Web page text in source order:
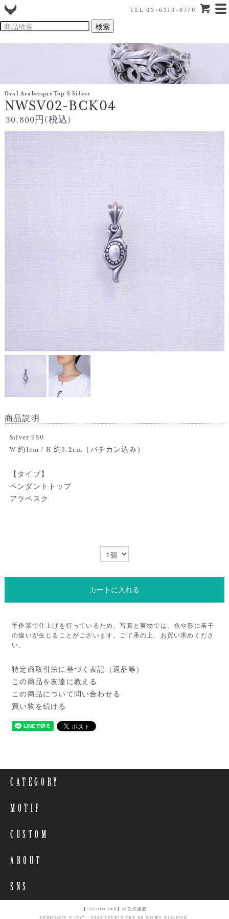
TEL 03-6310-0770
Oval Arabesque Top S Silver
NWSV02-BCK04
30,800円(税込)
商品説明
Silver 950
W 約1cm / H 約3.2cm（バチカン込み）
【タイプ】
ペンダントトップ
アラベスク
カートに入れる
手作業で仕上げを行っているため、写真と実物では、色や形に若干
の違いが生じることがございます。ご了承の上、お買い求めくださ
い。
特定商取引法に基づく表記（返品等）
この商品を友達に教える
この商品について問い合わせる
買い物を続ける
CATEGORY
MOTIF
CUSTOM
ABOUT
SNS
【STUDIO T&Y】の公式通販
Copyrights © 1977 - 2022 STUDIO T&Y All Rights Reserved.